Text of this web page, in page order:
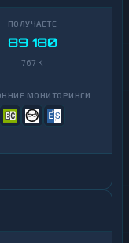
89 180
767 K